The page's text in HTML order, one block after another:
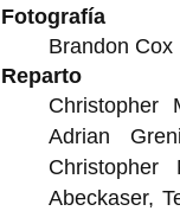
Fotografía
Brandon Cox
Reparto
Christopher
Adrian
Christopher
Abeckaser,